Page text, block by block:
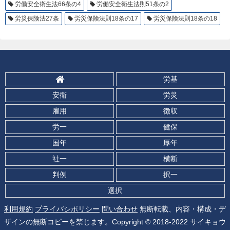
労働安全衛生法66条の4
労働安全衛生法則51条の2
労災保険法27条
労災保険法則18条の17 労災保険法則18条の18
労基
安衛
労災
雇用
徴収
労一
健保
国年
厚年
社一
横断
判例
択一
選択
利用規約 プライバシポリシー 問い合わせ 無断転載、内容・構成・デ
ザインの無断コピーを禁じます。Copyright © 2018-2022 サイキョウ